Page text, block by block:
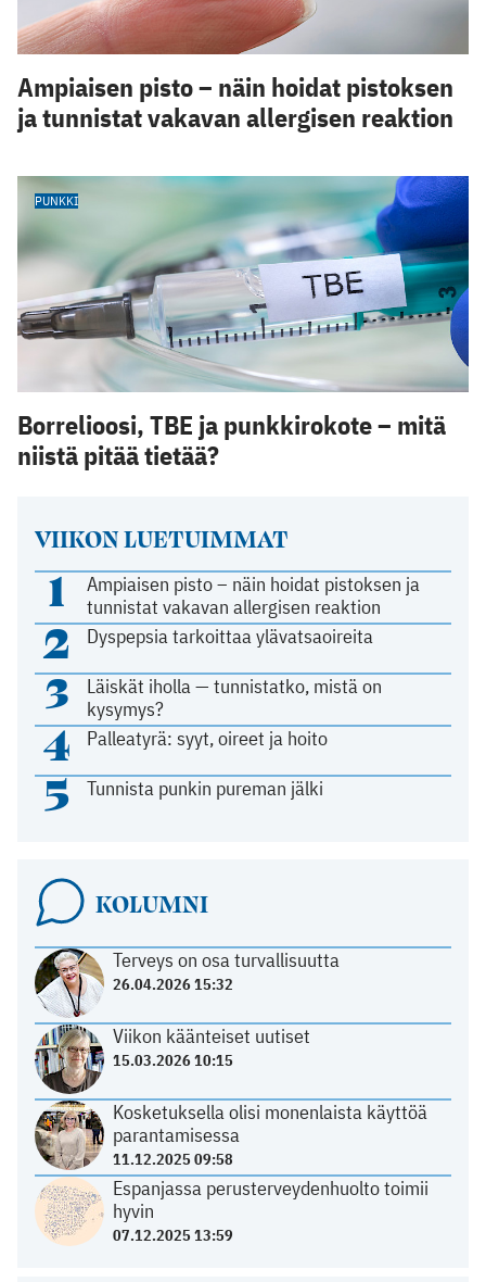
VIIKON LUETUIMMAT
1
Ampiaisen pisto – näin hoidat pistoksen ja
tunnistat vakavan allergisen reaktion
2 Dyspepsia tarkoittaa ylävatsaoireita
3
Läiskät iholla — tunnistatko, mistä on
kysymys?
4 Palleatyrä: syyt, oireet ja hoito
5 Tunnista punkin pureman jälki
KOLUMNI
Terveys on osa turvallisuutta
26.04.2026 15:32
Viikon käänteiset uutiset
15.03.2026 10:15
Kosketuksella olisi monenlaista käyttöä
parantamisessa
11.12.2025 09:58
Espanjassa perusterveydenhuolto toimii
hyvin
07.12.2025 13:59
Ampiaisen pisto – näin hoidat pistoksen
ja tunnistat vakavan allergisen reaktion
PUNKKI
Borrelioosi, TBE ja punkkirokote – mitä
niistä pitää tietää?